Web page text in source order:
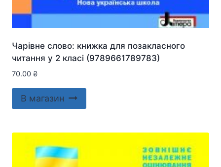
Чарівне слово: книжка для позакласного
читання у 2 класі (9789661789783)
70.00 ₴
В магазин